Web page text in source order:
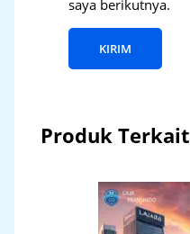
saya berikutnya.
Produk Terkait